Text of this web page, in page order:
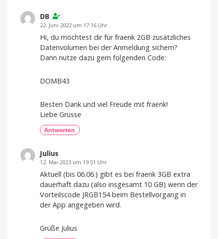
DB
22. Juni 2022 um 17:16 Uhr
Hi, du möchtest dir für fraenk 2GB zusätzliches
Datenvolumen bei der Anmeldung sichern?
Dann nutze dazu gern folgenden Code:
DOMB43
Besten Dank und viel Freude mit fraenk!
Liebe Grüsse
Antworten
Julius
12. Mai 2023 um 19:51 Uhr
Aktuell (bis 06.06.) gibt es bei fraenk 3GB extra
dauerhaft dazu (also insgesamt 10 GB) wenn der
Vorteilscode JRGB154 beim Bestellvorgang in
der App angegeben wird.
Grüße Julius